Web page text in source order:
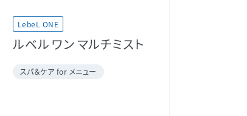
LebeL ONE
ルベル ワン マルチミスト
スパ＆ケア for メニュー